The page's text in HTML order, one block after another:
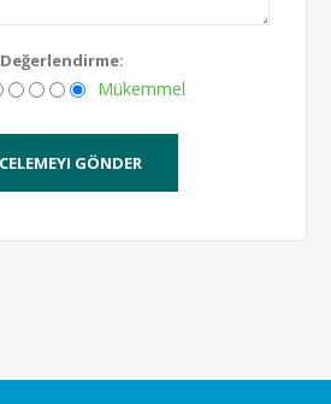
Değerlendirme:
Mükemmel